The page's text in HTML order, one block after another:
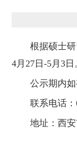
根据硕士
4月27日-5月3日
公示期内
联系电话：
地址：西